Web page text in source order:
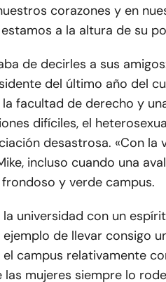
corazones y en
a la altura de su
de decirles a sus
del último año del
facultad de derecho y
difíciles, el
desastrosa. «Con la
incluso cuando una
y verde campus.
la universidad con un
ejemplo de llevar consigo
campus relativamente
las mujeres siempre lo